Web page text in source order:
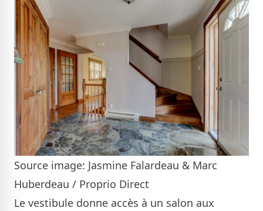
Source image: Jasmine Falardeau & Marc
Huberdeau / Proprio Direct
Le vestibule donne accès à un salon aux